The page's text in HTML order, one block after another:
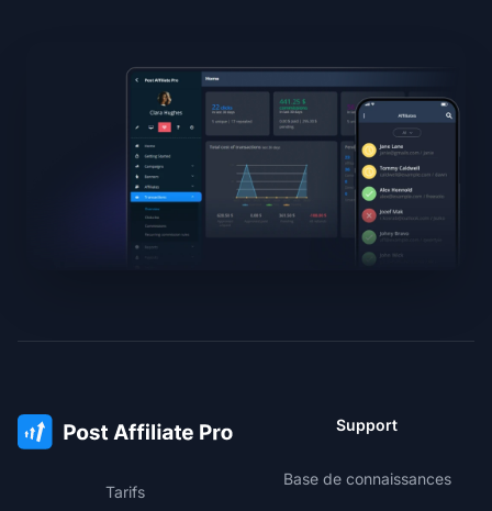
Tarifs
Support
Base de connaissances